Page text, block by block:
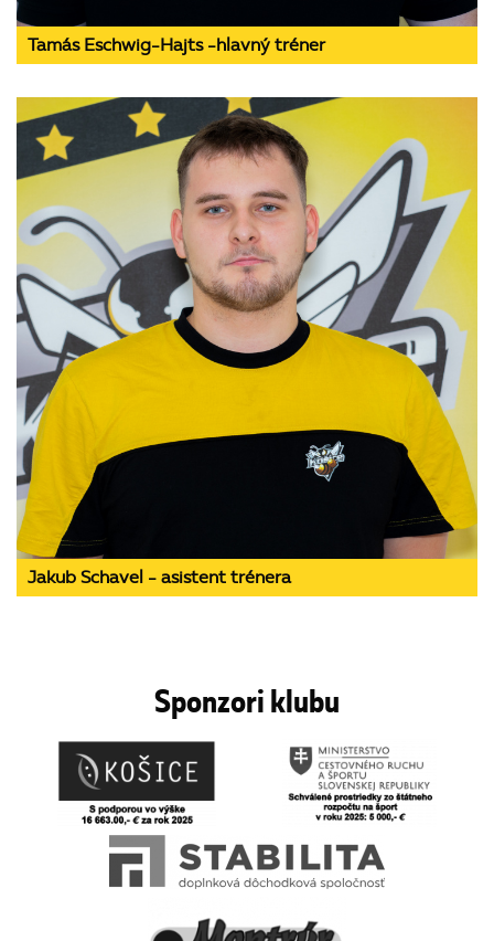
Tamás Eschwig-Hajts -hlavný tréner
Jakub Schavel - asistent trénera
Sponzori klubu